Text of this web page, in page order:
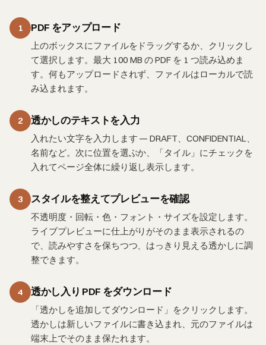
1 PDF をアップロード
上のボックスにファイルをドラッグするか、クリックし
て選択します。最大 100 MB の PDF を 1 つ読み込めま
す。何もアップロードされず、ファイルはローカルで読
み込まれます。
2 透かしのテキストを入力
入れたい文字を入力します — DRAFT、CONFIDENTIAL、
名前など。次に位置を選ぶか、「タイル」にチェックを
入れてページ全体に繰り返し表示します。
3 スタイルを整えてプレビューを確認
不透明度・回転・色・フォント・サイズを設定します。
ライブプレビューに仕上がりがそのまま表示されるの
で、読みやすさを保ちつつ、はっきり見える透かしに調
整できます。
4 透かし入り PDF をダウンロード
「透かしを追加してダウンロード」をクリックします。
透かしは新しいファイルに書き込まれ、元のファイルは
端末上でそのまま保たれます。